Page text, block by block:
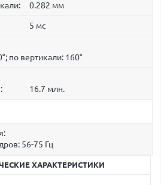
0.282 мм
5 мс
по вертикали: 160°
16.7 млн.
56-75 Гц
ХАРАКТЕРИСТИКИ